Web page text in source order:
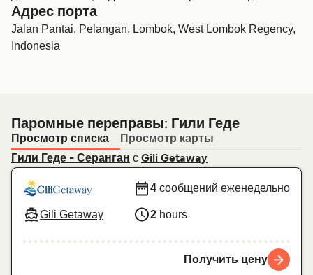
Адрес порта
Jalan Pantai, Pelangan, Lombok, West Lombok Regency,
Indonesia
Паромные переправы: Гили Геде
Просмотр списка
Просмотр карты
Гили Геде - Серанган с Gili Getaway
Gili Getaway
4 сообщений еженедельно
2 hours
Получить цену